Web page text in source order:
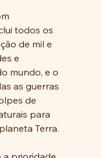
todos os
de mil e
e
mundo, e o
as guerras
de
para
Terra.